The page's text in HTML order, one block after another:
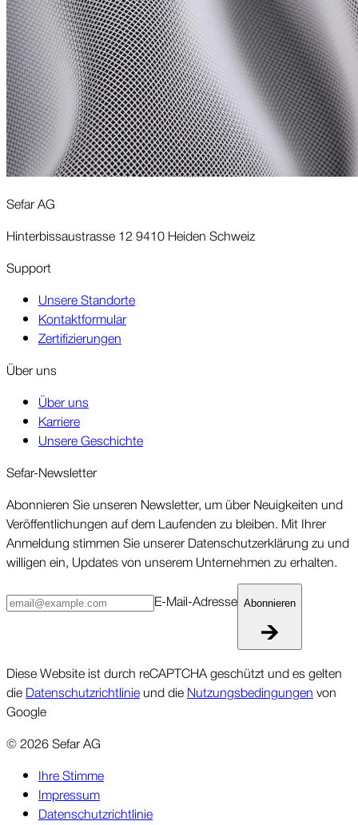
Sefar AG
Hinterbissaustrasse 12 9410 Heiden Schweiz
Support
Unsere Standorte
Kontaktformular
Zertifizierungen
Über uns
Über uns
Karriere
Unsere Geschichte
Sefar-Newsletter
Abonnieren Sie unseren Newsletter, um über Neuigkeiten und
Veröffentlichungen auf dem Laufenden zu bleiben. Mit Ihrer
Anmeldung stimmen Sie unserer Datenschutzerklärung zu und
willigen ein, Updates von unserem Unternehmen zu erhalten.
E-Mail-Adresse Abonnieren
Diese Website ist durch reCAPTCHA geschützt und es gelten
die Datenschutzrichtlinie und die Nutzungsbedingungen von
Google
©2026Sefar AG
Ihre Stimme
Impressum
Datenschutzrichtlinie